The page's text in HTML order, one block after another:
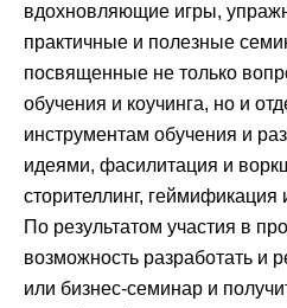
вдохновляющие игры,
практичные и полезные
посвященные не только
обучения и коучинга, но и
инструментам обучения и
идеями, фасилитация и
сторителлинг, геймификация
По результатом участия в
возможность разработать и
или бизнес-семинар и